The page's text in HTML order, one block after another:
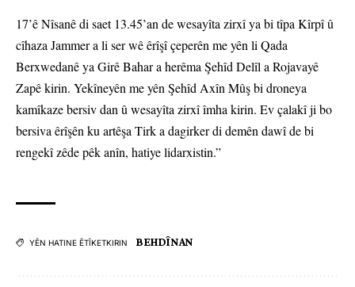
17’ê Nîsanê di saet 13.45’an de wesayîta zirxî ya bi tîpa Kîrpî û
cîhaza Jammer a li ser wê êrîşî çeperên me yên li Qada
Berxwedanê ya Girê Bahar a herêma Şehîd Delîl a Rojavayê
Zapê kirin. Yekîneyên me yên Şehîd Axîn Mûş bi droneya
kamîkaze bersiv dan û wesayîta zirxî îmha kirin. Ev çalakî ji bo
bersiva êrîşên ku artêşa Tirk a dagirker di demên dawî de bi
rengekî zêde pêk anîn, hatiye lidarxistin.”
YÊN HATINE ÊTÎKETKIRIN BEHDÎNAN